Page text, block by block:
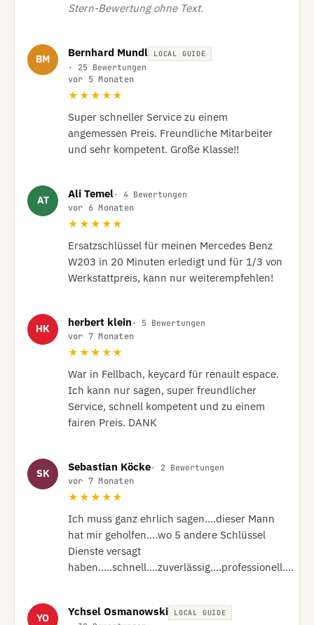
Stern-Bewertung ohne Text.
BM
Bernhard Mundl LOCAL GUIDE
· 25 Bewertungen
vor 5 Monaten
★★★★★
Super schneller Service zu einem
angemessen Preis. Freundliche Mitarbeiter
und sehr kompetent. Große Klasse!!
AT
Ali Temel· 4 Bewertungen
vor 6 Monaten
★★★★★
Ersatzschlüssel für meinen Mercedes Benz
W203 in 20 Minuten erledigt und für 1/3 von
Werkstattpreis, kann nur weiterempfehlen!
HK
herbert klein · 5 Bewertungen
vor 7 Monaten
★★★★★
War in Fellbach, keycard für renault espace.
Ich kann nur sagen, super freundlicher
Service, schnell kompetent und zu einem
fairen Preis. DANK
SK
Sebastian Köcke· 2 Bewertungen
vor 7 Monaten
★★★★★
Ich muss ganz ehrlich sagen....dieser Mann
hat mir geholfen....wo 5 andere Schlüssel
Dienste versagt
haben.....schnell....zuverlässig....professionell....
YO
Ychsel Osmanowski LOCAL GUIDE